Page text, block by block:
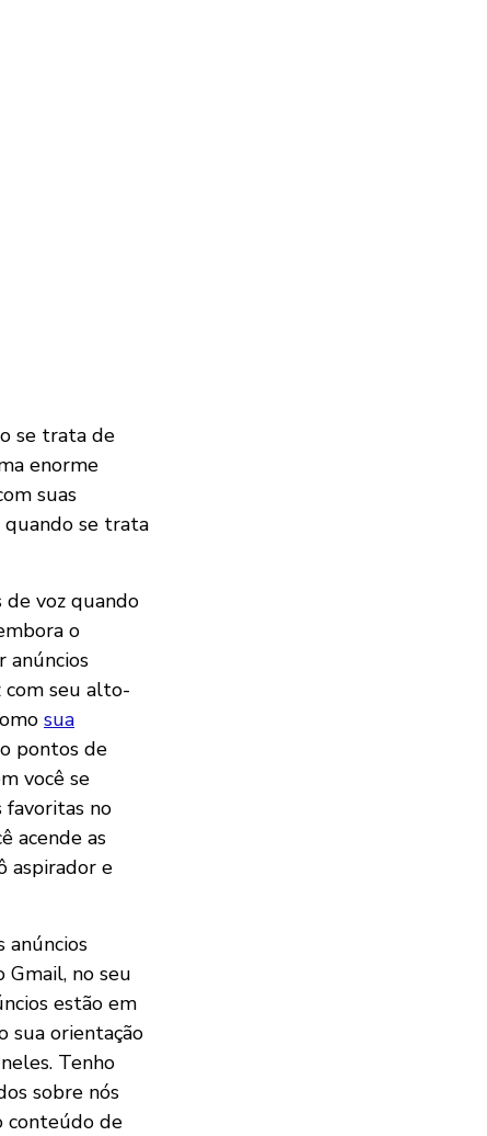
se trata de
enorme
suas
quando se trata
de voz quando
o
anúncios
com seu alto-
sua
pontos de
você se
favoritas no
acende as
aspirador e
anúncios
Gmail, no seu
estão em
sua orientação
Tenho
sobre nós
conteúdo de